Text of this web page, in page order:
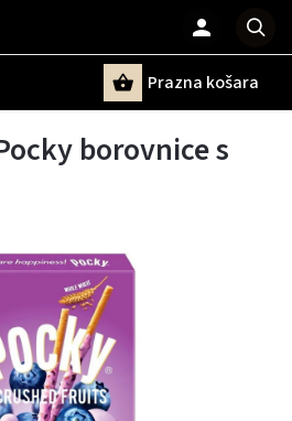
Prazna košara
borovnice s